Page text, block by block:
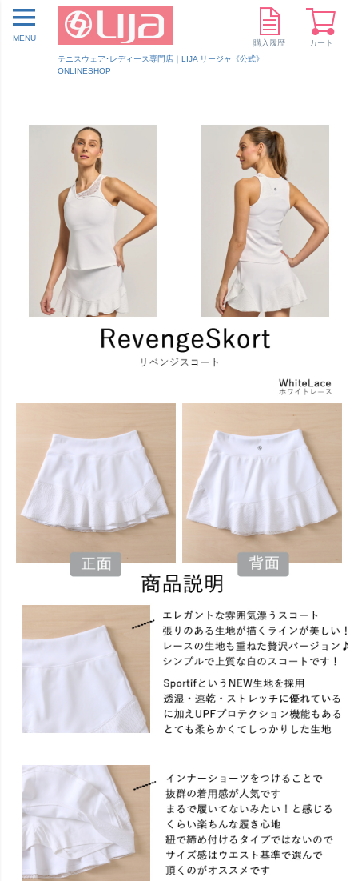
テニスウェア･レディース専門店｜LIJA リージャ《公式》
ONLINESHOP
MENU
購入履歴 カート